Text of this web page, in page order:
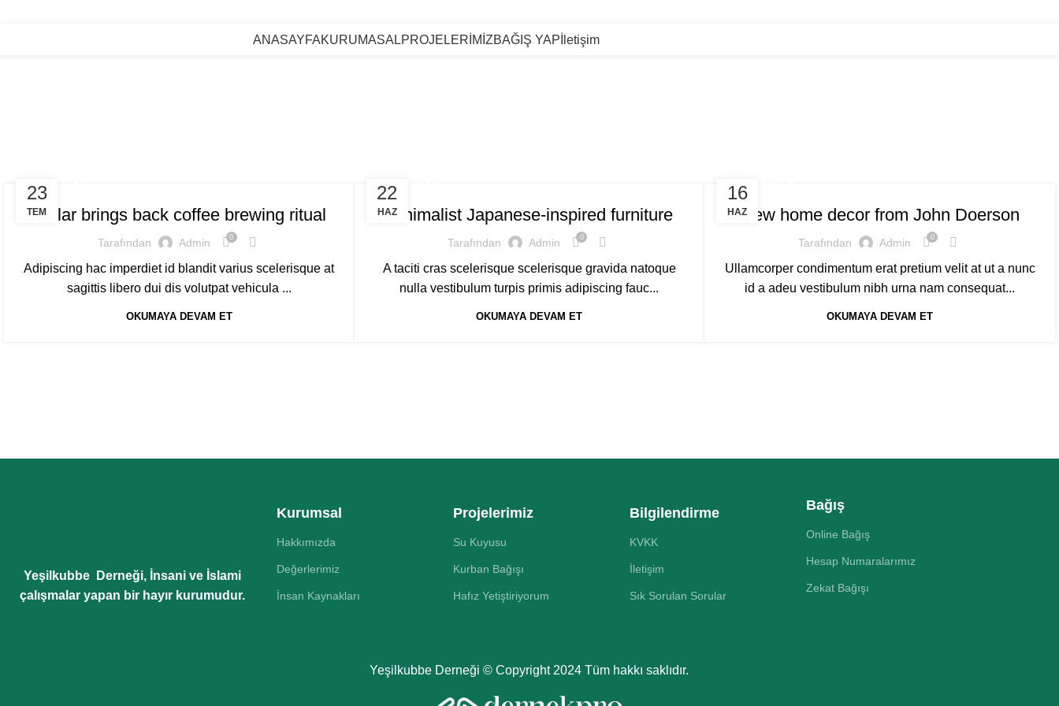
ANASAYFAKURUMASALPROJELERİMİZBAĞIŞ YAP İletişim
23
TEM
Collar brings back coffee brewing ritual
Tarafından Admin 0
Adipiscing hac imperdiet id blandit varius scelerisque at
sagittis libero dui dis volutpat vehicula ...
OKUMAYA DEVAM ET
22
HAZ
Minimalist Japanese-inspired furniture
Tarafından Admin 0
A taciti cras scelerisque scelerisque gravida natoque
nulla vestibulum turpis primis adipiscing fauc...
OKUMAYA DEVAM ET
16
HAZNew home decor from John Doerson
Tarafından Admin 0
Ullamcorper condimentum erat pretium velit at ut a nunc
id a adeu vestibulum nibh urna nam consequat...
OKUMAYA DEVAM ET
Yeşilkubbe Derneği, İnsani ve İslami
çalışmalar yapan bir hayır kurumudur.
Kurumsal
Hakkımızda
Değerlerimiz
İnsan Kaynakları
Projelerimiz
Su Kuyusu
Kurban Bağışı
Hafız Yetiştiriyorum
Bilgilendirme
KVKK
İletişim
Sık Sorulan Sorular
Bağış
Online Bağış
Hesap Numaralarımız
Zekat Bağışı
Yeşilkubbe Derneği © Copyright 2024 Tüm hakkı saklıdır.